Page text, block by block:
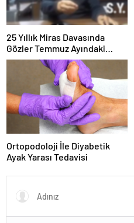
25 Yıllık Miras Davasında
Gözler Temmuz Ayındaki
Karar Duruşmasına Çevrildi
Ortopodoloji İle Diyabetik
Ayak Yarası Tedavisi